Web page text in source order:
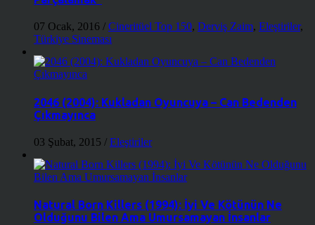
07 Ocak, 2016 / Cineritüel Top 150, Derviş Zaim, Eleştiriler,
Türkiye Sineması
2046 (2004): Kukladan Oyuncuya – Can Bedenden
Çıkmayınca
03 Şubat, 2015 / Eleştiriler
Natural Born Killers (1994): İyi Ve Kötünün Ne
Olduğunu Bilen Ama Umursamayan İnsanlar